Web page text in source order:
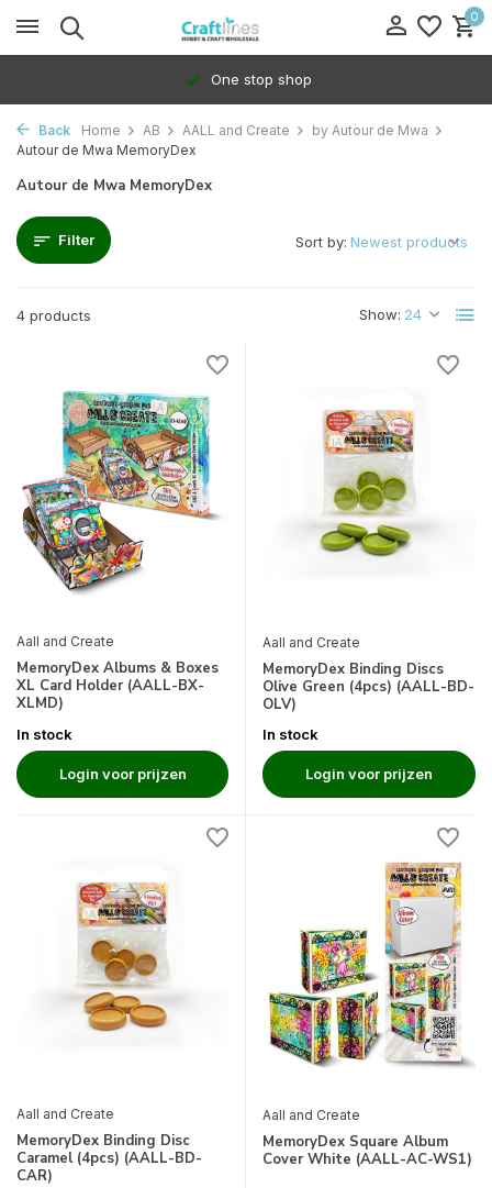
0
One stop shop
Back Home AB AALL and Create
by Autour de Mwa
Autour de Mwa MemoryDex
Autour de Mwa MemoryDex
Filter
4 products Show:
Sort by:
Aall and Create
MemoryDex Albums & Boxes
XL Card Holder (AALL-BX-
XLMD)
In stock
Login voor prijzen
Aall and Create
MemoryDex Binding Discs
Olive Green (4pcs) (AALL-BD-
OLV)
In stock
Login voor prijzen
Aall and Create
MemoryDex Binding Disc
Caramel (4pcs) (AALL-BD-
CAR)
Aall and Create
MemoryDex Square Album
Cover White (AALL-AC-WS1)